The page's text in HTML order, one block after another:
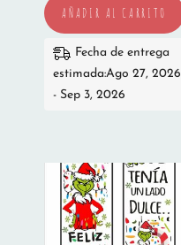
AÑADIR AL CARRITO
Fecha de entrega
estimada:Ago 27, 2026
- Sep 3, 2026